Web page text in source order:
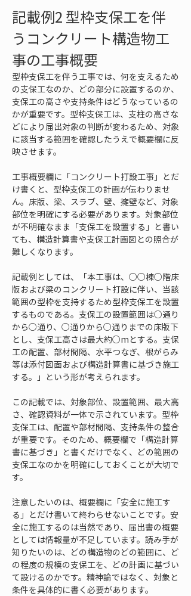
記載例2 型枠支保工を伴
うコンクリート構造物工
事の工事概要
型枠支保工を伴う工事では、何を支えるため
の支保工なのか、どの部分に設置するのか、
支保工の高さや支持条件はどうなっているの
かが重要です。型枠支保工は、支柱の高さな
どにより届出対象の判断が変わるため、対象
に該当する範囲を確認したうえで概要欄に反
映させます。
工事概要欄に「コンクリート打設工事」とだ
け書くと、型枠支保工の計画が伝わりませ
ん。床版、梁、スラブ、壁、擁壁など、対象
部位を明確にする必要があります。対象部位
が不明確なまま「支保工を設置する」と書い
ても、構造計算書や支保工計画図との照合が
難しくなります。
記載例としては、「本工事は、○○棟○階床
版および梁のコンクリート打設に伴い、当該
範囲の型枠を支持するため型枠支保工を設置
するものである。支保工の設置範囲は○通り
から○通り、○通りから○通りまでの床版下
とし、支保工高さは最大約○mとする。支保
工の配置、部材間隔、水平つなぎ、根がらみ
等は添付図面および構造計算書に基づき施工
する。」という形が考えられます。
この記載では、対象部位、設置範囲、最大高
さ、確認資料が一体で示されています。型枠
支保工は、配置や部材間隔、支持条件の整合
が重要です。そのため、概要欄で「構造計算
書に基づき」と書くだけでなく、どの範囲の
支保工なのかを明確にしておくことが大切で
す。
注意したいのは、概要欄に「安全に施工す
る」とだけ書いて終わらせないことです。安
全に施工するのは当然であり、届出書の概要
としては情報量が不足しています。読み手が
知りたいのは、どの構造物のどの範囲に、ど
の程度の規模の支保工を、どの計画に基づい
て設けるのかです。精神論ではなく、対象と
条件を具体的に書く必要があります。